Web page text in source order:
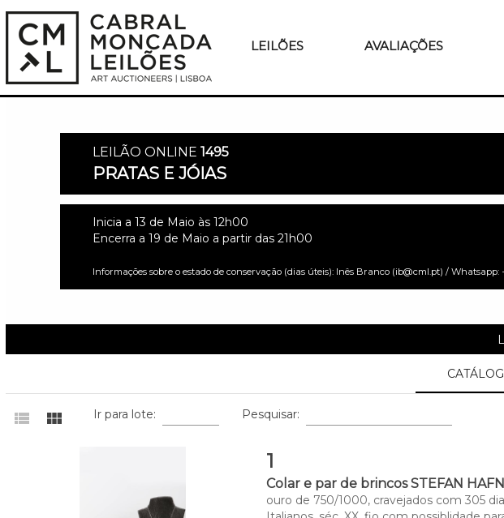
LEILÕES AVALIAÇÕES
LEILÃO ONLINE 1495
PRATAS E JÓIAS
Inicia a 13 de Maio às 12h00
Encerra a 19 de Maio a partir das 21h00
Informações sobre o estado de conservação (dias úteis): Inês Branco (ib@cml.pt) / Whatsapp:
view_list view_module Ir para lote: Pesquisar:
1
Colar e par de brincos STEFAN
ouro de 750/1000, cravejados com 305